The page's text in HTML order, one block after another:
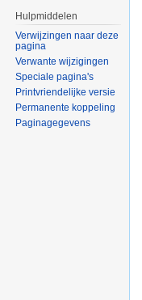
Hulpmiddelen
Verwijzingen naar deze
pagina
Verwante wijzigingen
Speciale pagina's
Printvriendelijke versie
Permanente koppeling
Paginagegevens